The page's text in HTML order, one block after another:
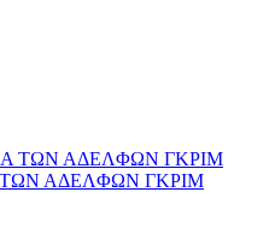
ΑΔΕΛΦΩΝ ΓΚΡΙΜ